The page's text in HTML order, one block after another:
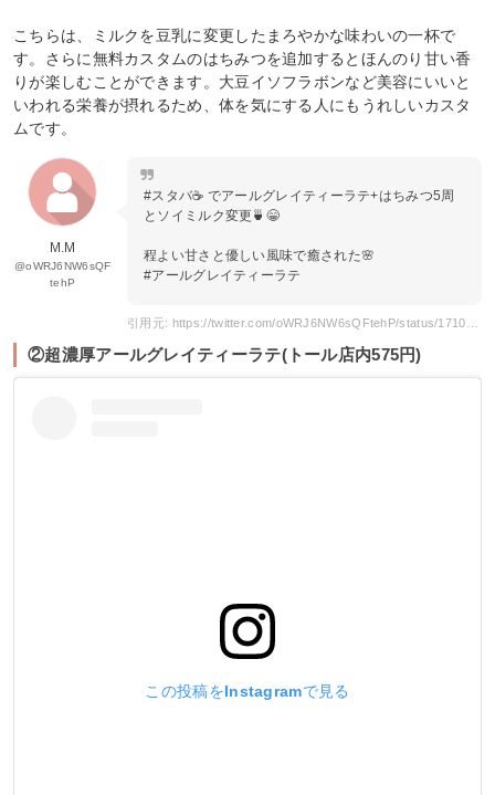
こちらは、ミルクを豆乳に変更したまろやかな味わいの一杯で
す。さらに無料カスタムのはちみつを追加するとほんのり甘い香
りが楽しむことができます。大豆イソフラボンなど美容にいいと
いわれる栄養が摂れるため、体を気にする人にもうれしいカスタ
ムです。
M.M
@oWRJ6NW6sQF
tehP
#スタバ☕ でアールグレイティーラテ+はちみつ5周
とソイミルク変更🍵😁
程よい甘さと優しい風味で癒された🌸
#アールグレイティーラテ
②超濃厚アールグレイティーラテ(トール店内575円)
この投稿をInstagramで見る